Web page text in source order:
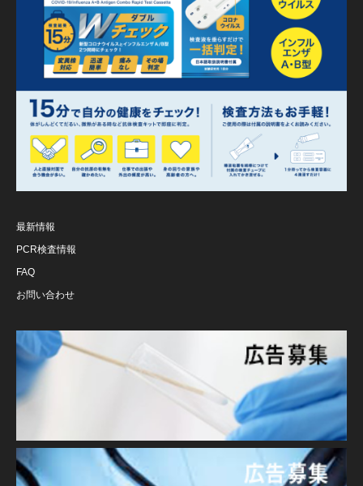
最新情報
PCR検査情報
FAQ
お問い合わせ